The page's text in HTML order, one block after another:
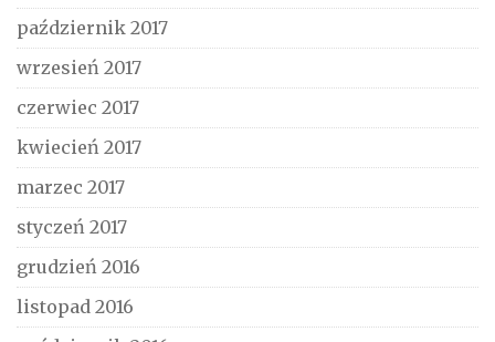
październik 2017
wrzesień 2017
czerwiec 2017
kwiecień 2017
marzec 2017
styczeń 2017
grudzień 2016
listopad 2016